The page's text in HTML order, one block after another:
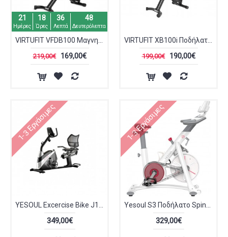
21
Ημέρες
18
Ώρες
36
Λεπτά
48
Δευτερόλεπτα
219,00€ 169,00€ 199,00€ 190,00€
1-3 Εργάσιμες
349,00€
1-3 Εργάσιμες
329,00€